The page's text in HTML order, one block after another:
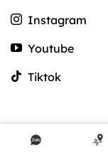
Instagram
Youtube
Tiktok